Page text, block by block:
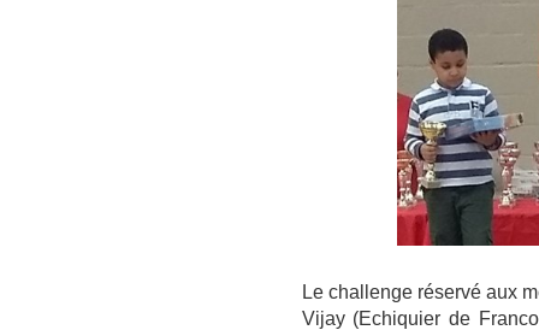
Le challenge réservé aux
Vijay (Echiquier de